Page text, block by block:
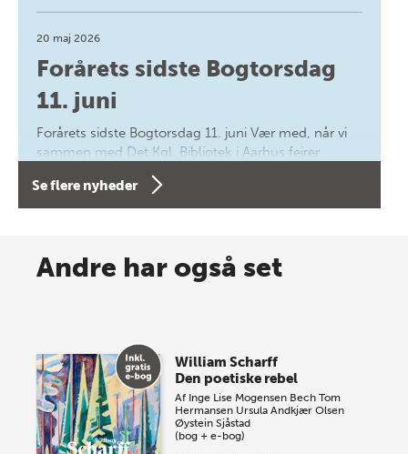
20 maj 2026
Forårets sidste Bogtorsdag
11. juni
Forårets sidste Bogtorsdag 11. juni Vær med, når vi
sammen med Det Kgl. Bibliotek i Aarhus fejrer
forfatterne bag vores nyes…
Spar op til 70% til sommer-
store sommer-lagersalg, så sæt kryds i kalenderen
onsdag den 10. j…
Se flere nyheder
Andre har også set
William Scharff
Den poetiske rebel
Af Inge Lise Mogensen Bech Tom
Hermansen Ursula Andkjær Olsen
Øystein Sjåstad
(bog + e-bog)